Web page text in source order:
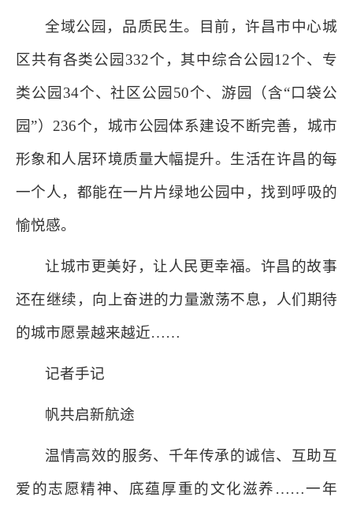
全域公园，品质民生。目前，许昌市中心城
区共有各类公园332个，其中综合公园12个、专
类公园34个、社区公园50个、游园（含“口袋公
园”）236个，城市公园体系建设不断完善，城市
形象和人居环境质量大幅提升。生活在许昌的每
一个人，都能在一片片绿地公园中，找到呼吸的
愉悦感。
让城市更美好，让人民更幸福。许昌的故事
还在继续，向上奋进的力量激荡不息，人们期待
的城市愿景越来越近……
记者手记
帆共启新航途
温情高效的服务、千年传承的诚信、互助互
爱的志愿精神、底蕴厚重的文化滋养……一年